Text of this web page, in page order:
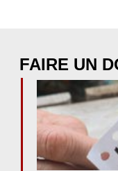
FAIRE UN